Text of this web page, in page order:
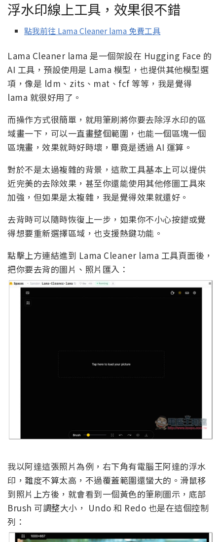
浮水印線上工具，效果很不錯
點我前往 Lama Cleaner lama 免費工具
Lama Cleaner lama 是一個架設在 Hugging Face 的
AI 工具，預設使用是 Lama 模型，也提供其他模型選
項，像是 ldm、zits、mat、fcf 等等，我是覺得
lama 就很好用了。
而操作方式很簡單，就用筆刷將你要去除浮水印的區
域畫一下，可以一直畫整個範圍，也能一個區塊一個
區塊畫，效果就時好時壞，畢竟是透過 AI 運算。
對於不是太過複雜的背景，這款工具基本上可以提供
近完美的去除效果，甚至你還能使用其他修圖工具來
加強，但如果是太複雜，我是覺得效果就還好。
去背時可以隨時恢復上一步，如果你不小心按錯或覺
得想要重新選擇區域，也支援熱鍵功能。
點擊上方連結進到 Lama Cleaner lama 工具頁面後，
把你要去背的圖片、照片匯入：
我以阿達這張照片為例，右下角有電腦王阿達的浮水
印，難度不算太高，不過覆蓋範圍還蠻大的。滑鼠移
到照片上方後，就會看到一個黃色的筆刷圖示，底部
Brush 可調整大小， Undo 和 Redo 也是在這個控制
列：